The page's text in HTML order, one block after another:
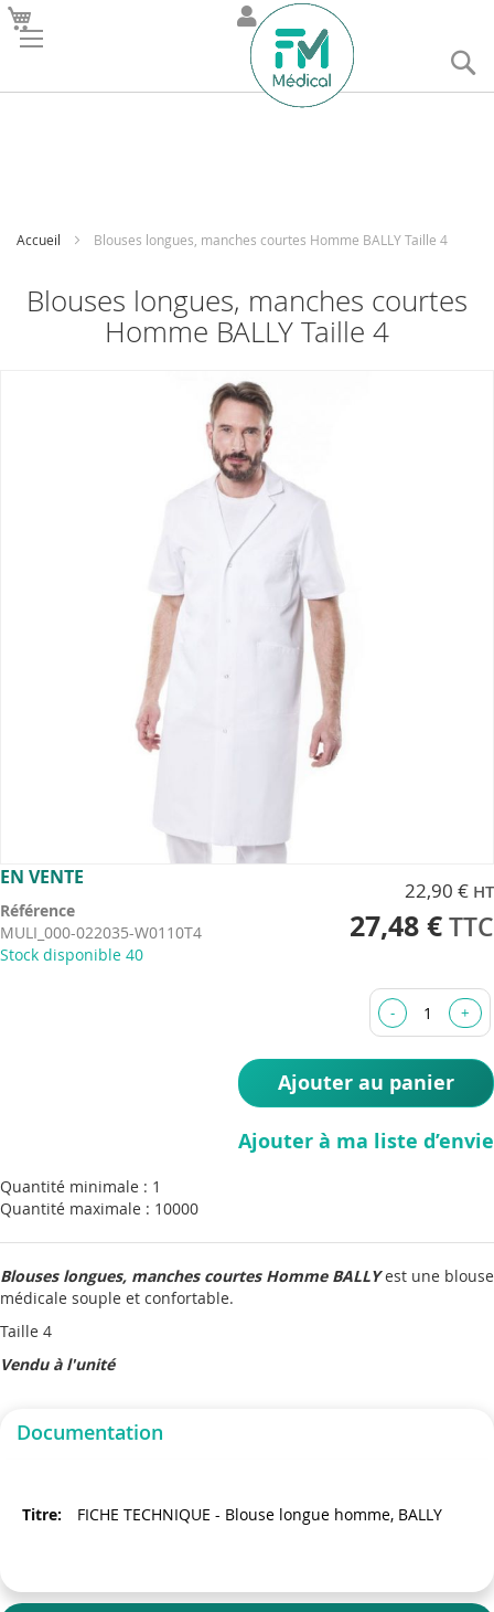
Accueil Blouses longues, manches courtes Homme BALLY Taille 4
Blouses longues, manches courtes
Homme BALLY Taille 4
EN VENTE
Référence
MULI_000-022035-W0110T4
Stock disponible 40
22,90 €
27,48 €
Ajouter au panier
Ajouter à ma liste d’envie
Quantité minimale : 1
Quantité maximale : 10000
Blouses longues, manches courtes Homme BALLYest une blouse
médicale souple et confortable.
Taille 4
Vendu à l'unité
Skip
the
beginning
of
Documentation
FICHE TECHNIQUE - Blouse longue homme, BALLY